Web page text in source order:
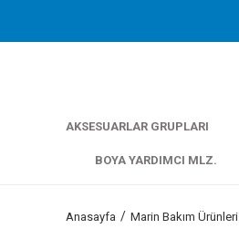
AKSESUARLAR GRUPLARI
BOYA YARDIMCI MLZ.
Anasayfa Marin Bakım Ürünleri